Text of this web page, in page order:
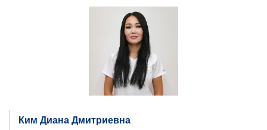
Ким Диана Дмитриевна